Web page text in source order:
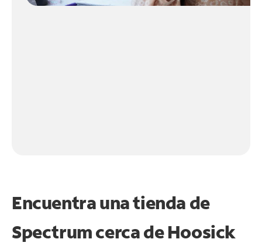
Encuentra una tienda de
Spectrumcerca de Hoosick